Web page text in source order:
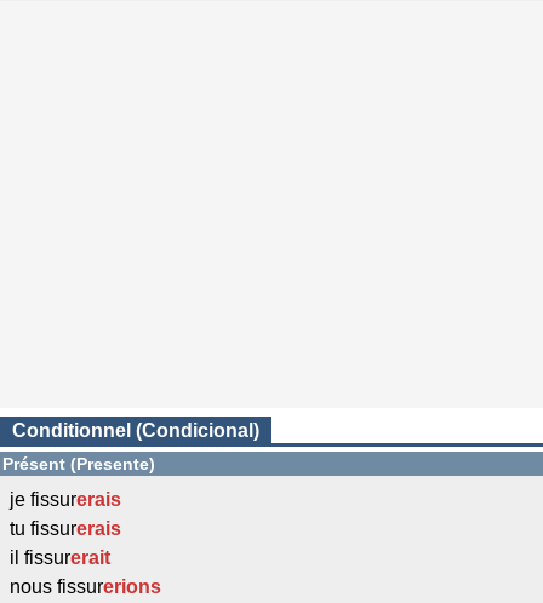
Conditionnel (Condicional)
Présent (Presente)
je fissurerais
tu fissurerais
il fissurerait
nous fissurerions